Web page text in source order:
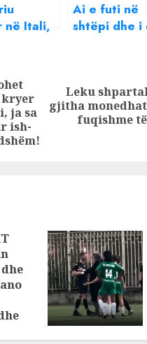
në Itali,
Ai e futi në
shtëpi dhe i
vrasja e
shqiptar në
Previous
kryer
ja sa
ish-
Next
Leku
gjitha
fuqishme